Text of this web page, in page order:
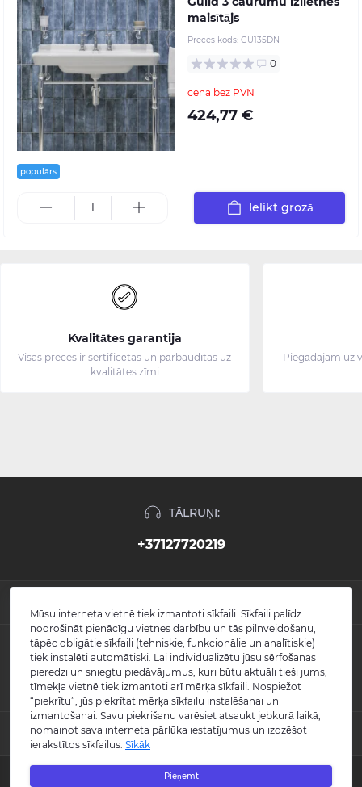
populārs
maisītājs
Preces kods: GU135DN
0
cena bez PVN
424,77 €
Ielikt grozā
Kvalitātes garantija
Visas preces ir sertificētas un pārbaudītas uz
kvalitātes zīmi
Piegādājam uz
TĀLRUŅI:
+37127720219
Jaunumi
Atsauksmes
Kontakti
Vietnes karte
Ražotāji
Īpašais piedāvājums
POPULĀRS
Izlietnes
Vannas
Maisītāji
Tualetes podi
KONTAKTI UN ADRESE
info@burlington.eu
P. 09:00 - 17:00
O. 09:00 - 17:00
MESENDŽERI
WhatsApp
Mūsu interneta vietnē tiek izmantoti sīkfaili. Sīkfaili palīdz
nodrošināt pienācīgu vietnes darbību un tās pilnveidošanu,
tāpēc obligātie sīkfaili (tehniskie, funkcionālie un analītiskie)
tiek instalēti automātiski. Lai individualizētu jūsu sērfošanas
pieredzi un sniegtu piedāvājumus, kuri būtu aktuāli tieši jums,
tīmekļa vietnē tiek izmantoti arī mērķa sīkfaili. Nospiežot
“piekrītu”, jūs piekrītat mērķa sīkfailu instalēšanai un
izmantošanai. Savu piekrišanu varēsiet atsaukt jebkurā laikā,
nomainot sava interneta pārlūka iestatījumus un izdzēšot
ierakstītos sīkfailus. Sīkāk
Pieņemt